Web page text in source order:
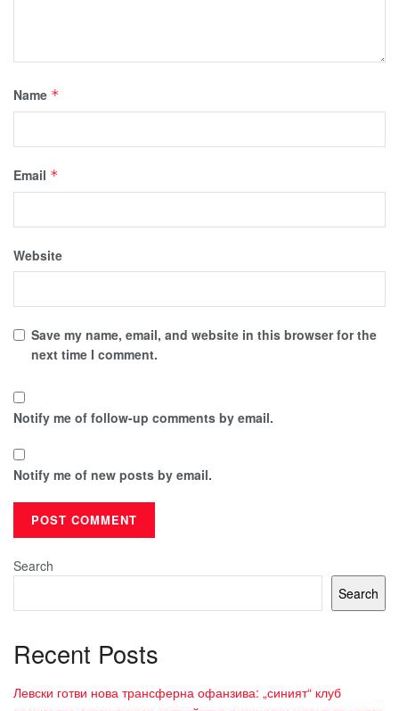
Name *
Email *
Website
Save my name, email, and website in this browser for the
next time I comment.
Notify me of follow-up comments by email.
Notify me of new posts by email.
Search
Search
Recent Posts
Левски готви нова трансферна офанзива: „синият“ клуб